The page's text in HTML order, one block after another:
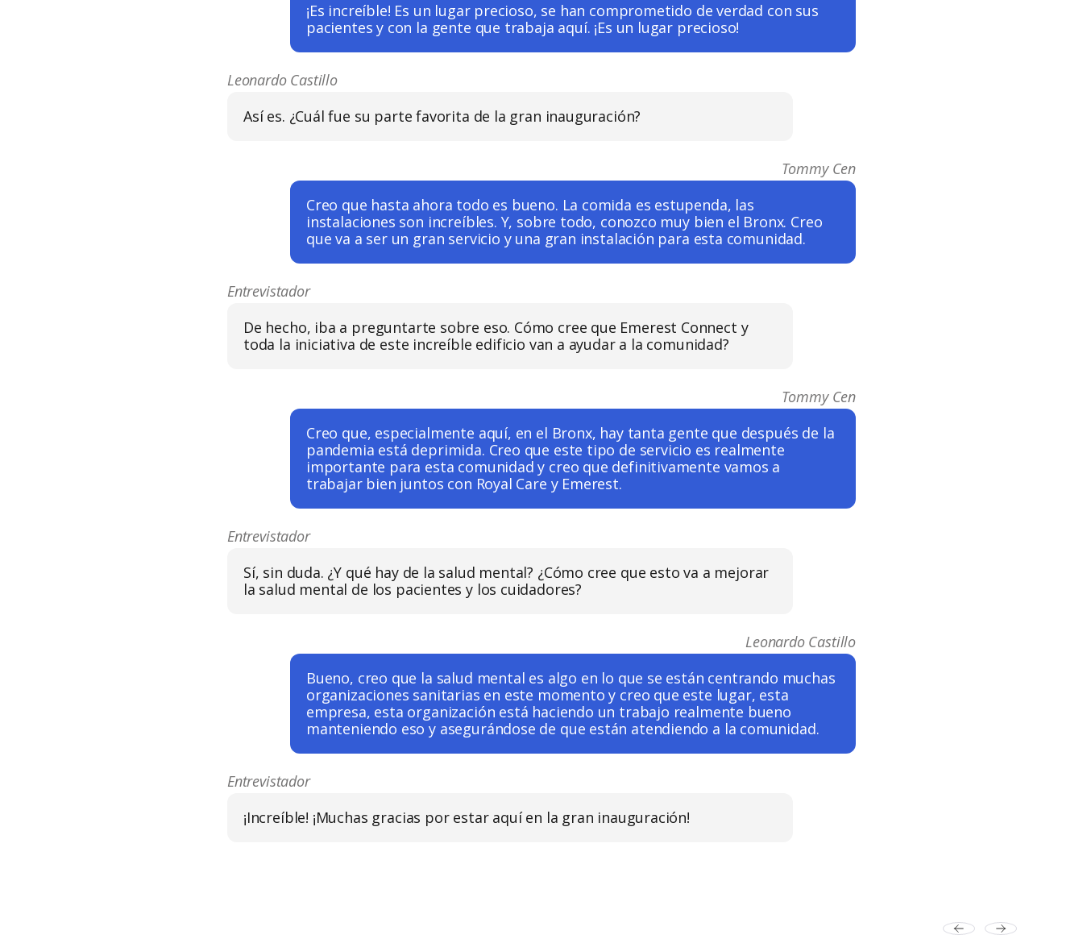
¡Es increíble! Es un lugar precioso, se han comprometido de verdad con sus
pacientes y con la gente que trabaja aquí. ¡Es un lugar precioso!
Así es. ¿Cuál fue su parte favorita de la gran inauguración?
Leonardo Castillo
Creo que hasta ahora todo es bueno. La comida es estupenda, las
instalaciones son increíbles. Y, sobre todo, conozco muy bien el Bronx. Creo
que va a ser un gran servicio y una gran instalación para esta comunidad.
Tommy Cen
De hecho, iba a preguntarte sobre eso. Cómo cree que Emerest Connect y
toda la iniciativa de este increíble edificio van a ayudar a la comunidad?
Entrevistador
Creo que, especialmente aquí, en el Bronx, hay tanta gente que después de la
pandemia está deprimida. Creo que este tipo de servicio es realmente
importante para esta comunidad y creo que definitivamente vamos a
trabajar bien juntos con Royal Care y Emerest.
Tommy Cen
Sí, sin duda. ¿Y qué hay de la salud mental? ¿Cómo cree que esto va a mejorar
la salud mental de los pacientes y los cuidadores?
Entrevistador
Bueno, creo que la salud mental es algo en lo que se están centrando muchas
organizaciones sanitarias en este momento y creo que este lugar, esta
empresa, esta organización está haciendo un trabajo realmente bueno
manteniendo eso y asegurándose de que están atendiendo a la comunidad.
Leonardo Castillo
¡Increíble! ¡Muchas gracias por estar aquí en la gran inauguración!
Entrevistador